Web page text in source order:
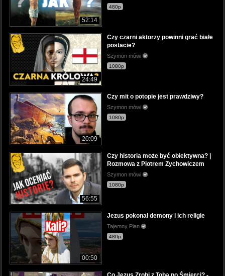
52:14
480p
24:49
Czy czarni aktorzy powinni grać białe
postacie?
Szymon mówi
1080p
20:09
Czy mit o potopie jest prawdziwy?
Szymon mówi
1080p
56:55
Czy historia może być obiektywna? |
Rozmowa z Piotrem Zychowiczem
Szymon mówi
1080p
00:50
Jezus pokonał demony i ich religie
Tajemny Plan
480p